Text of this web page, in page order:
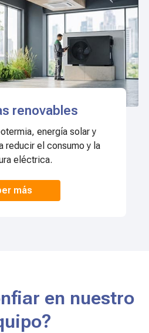
renovables
energía solar y
reducir el consumo y la
eléctrica.
más
en nuestro